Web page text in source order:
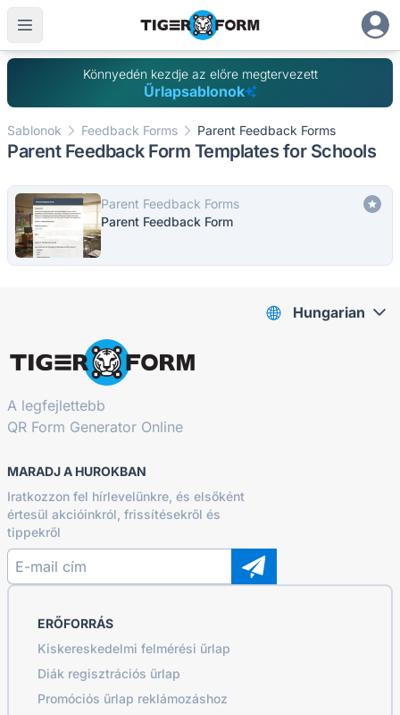
Könnyedén kezdje az előre megtervezett
Űrlapsablonok
Sablonok Feedback Forms Parent Feedback Forms
Parent Feedback Form Templates for Schools
Parent Feedback Forms
Parent Feedback Form
A legfejlettebb
QR Form Generator Online
MARADJ A HUROKBAN
Iratkozzon fel hírlevelünkre, és elsőként
értesül akcióinkról, frissítésekről és
tippekről
ERŐFORRÁS
Kiskereskedelmi felmérési űrlap
Diák regisztrációs űrlap
Promóciós űrlap reklámozáshoz
Hungarian